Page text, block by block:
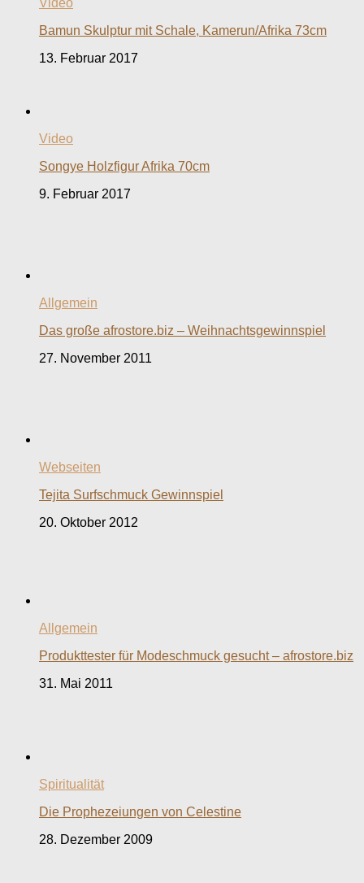
Video
Bamun Skulptur mit Schale, Kamerun/Afrika 73cm
13. Februar 2017
Video
Songye Holzfigur Afrika 70cm
9. Februar 2017
Allgemein
Das große afrostore.biz – Weihnachtsgewinnspiel
27. November 2011
Webseiten
Tejita Surfschmuck Gewinnspiel
20. Oktober 2012
Allgemein
Produkttester für Modeschmuck gesucht – afrostore.biz
31. Mai 2011
Spiritualität
Die Prophezeiungen von Celestine
28. Dezember 2009